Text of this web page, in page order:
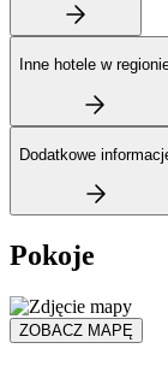
Inne hotele w
Dodatkowe
Pokoje
ZOBACZ MAPĘ